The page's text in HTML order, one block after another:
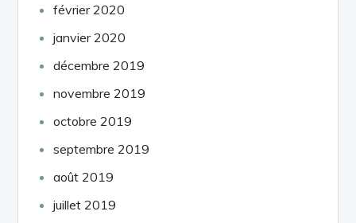
février 2020
janvier 2020
décembre 2019
novembre 2019
octobre 2019
septembre 2019
août 2019
juillet 2019